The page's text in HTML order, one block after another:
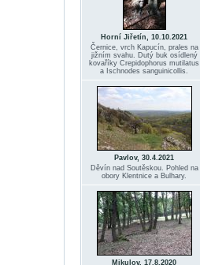
Horní Jiřetín, 10.10.2021
Černice, vrch Kapucín, prales na
jižním svahu. Dutý buk osídlený
kovaříky Crepidophorus mutilatus
a Ischnodes sanguinicollis.
Pavlov, 30.4.2021
Děvín nad Soutěskou. Pohled na
obory Klentnice a Bulhary.
Mikulov, 17.8.2020